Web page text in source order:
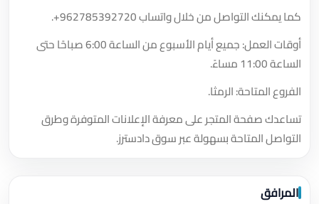
كما يمكنك التواصل من خلال واتساب+962785392720
.
أوقات العمل: جميع أيام الأسبوع من الساعة 6:00 صباحًا حتى
الساعة 11:00 مساءً.
الفروع المتاحة: الرمثا.
تساعدك صفحة المتجر على معرفة الإعلانات المتوفرة وطرق
التواصل المتاحة بسهولة عبر سوق دادسترز.
المرافق